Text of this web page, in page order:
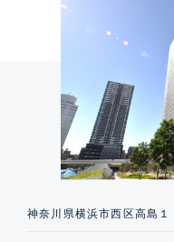
神奈川県横浜市西区高島１